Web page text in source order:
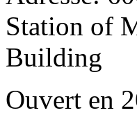
Station of
Building
Ouvert en